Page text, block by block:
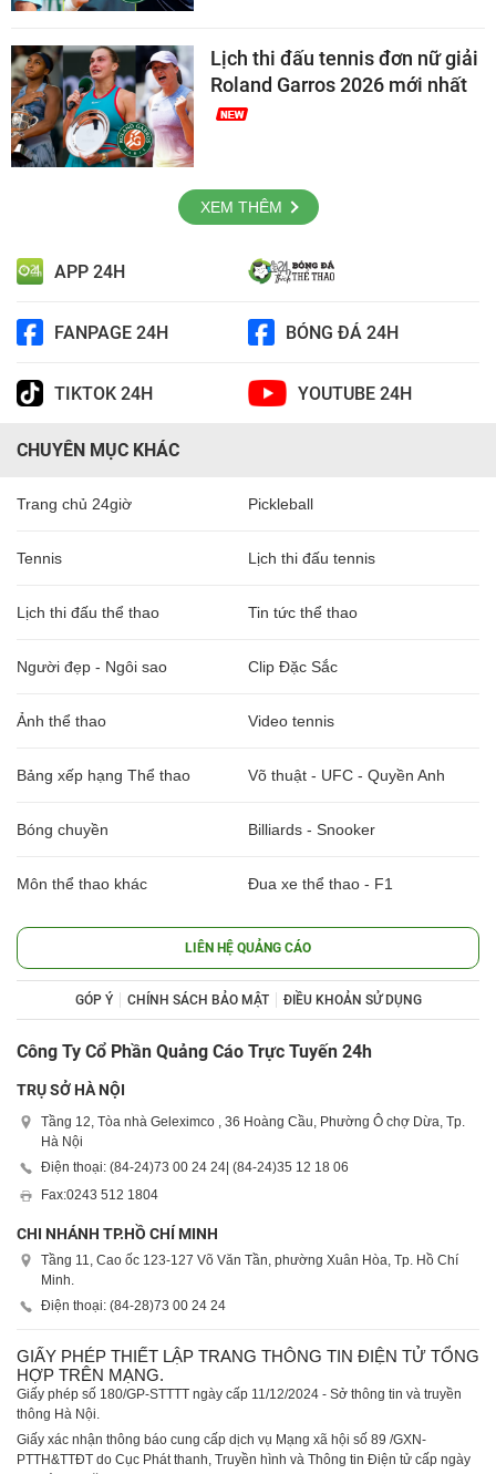
Lịch thi đấu tennis đơn nữ giải
Roland Garros 2026 mới nhất
XEM THÊM
APP 24H
FANPAGE 24H BÓNG ĐÁ 24H
TIKTOK 24H YOUTUBE 24H
CHUYÊN MỤC KHÁC
Trang chủ 24giờ Pickleball
Tennis Lịch thi đấu tennis
Lịch thi đấu thể thao Tin tức thể thao
Người đẹp - Ngôi sao Clip Đặc Sắc
Ảnh thể thao Video tennis
Bảng xếp hạng Thể thao Võ thuật - UFC - Quyền Anh
Bóng chuyền Billiards - Snooker
Môn thể thao khác Đua xe thể thao - F1
LIÊN HỆ QUẢNG CÁO
GÓP Ý CHÍNH SÁCH BẢO MẬT ĐIỀU KHOẢN SỬ DỤNG
Công Ty Cổ Phần Quảng Cáo Trực Tuyến 24h
TRỤ SỞ HÀ NỘI
Tầng 12, Tòa nhà Geleximco , 36 Hoàng Cầu, Phường Ô chợ Dừa, Tp.
Hà Nội
Điện thoại: (84-24)73 00 24 24 | (84-24)35 12 18 06
Fax:0243 512 1804
CHI NHÁNH TP.HỒ CHÍ MINH
Tầng 11, Cao ốc 123-127 Võ Văn Tần, phường Xuân Hòa, Tp. Hồ Chí
Minh.
Điện thoại: (84-28)73 00 24 24
GIẤY PHÉP THIẾT LẬP TRANG THÔNG TIN ĐIỆN TỬ TỔNG
HỢP TRÊN MẠNG.
Giấy phép số 180/GP-STTTT ngày cấp 11/12/2024 - Sở thông tin và truyền
thông Hà Nội.
Giấy xác nhận thông báo cung cấp dịch vụ Mạng xã hội số 89 /GXN-
PTTH&TTĐT do Cục Phát thanh, Truyền hình và Thông tin Điện tử cấp ngày